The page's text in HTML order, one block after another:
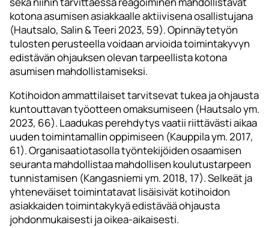
kotona asumisen asiakkaalle aktiivisena osallistujana
(Hautsalo, Salin & Teeri 2023, 59). Opinnäytetyön
tulosten perusteella voidaan arvioida toimintakyvyn
edistävän ohjauksen olevan tarpeellista kotona
asumisen mahdollistamiseksi.
Kotihoidon ammattilaiset tarvitsevat tukea ja ohjausta
kuntouttavan työotteen omaksumiseen (Hautsalo ym.
2023, 66). Laadukas perehdytys vaatii riittävästi aikaa
uuden toimintamallin oppimiseen (Kauppila ym. 2017,
61). Organisaatiotasolla työntekijöiden osaamisen
seuranta mahdollistaa mahdollisen koulutustarpeen
tunnistamisen (Kangasniemi ym. 2018, 17). Selkeät ja
yhteneväiset toimintatavat lisäisivät kotihoidon
asiakkaiden toimintakykyä edistävää ohjausta
johdonmukaisesti ja oikea-aikaisesti.